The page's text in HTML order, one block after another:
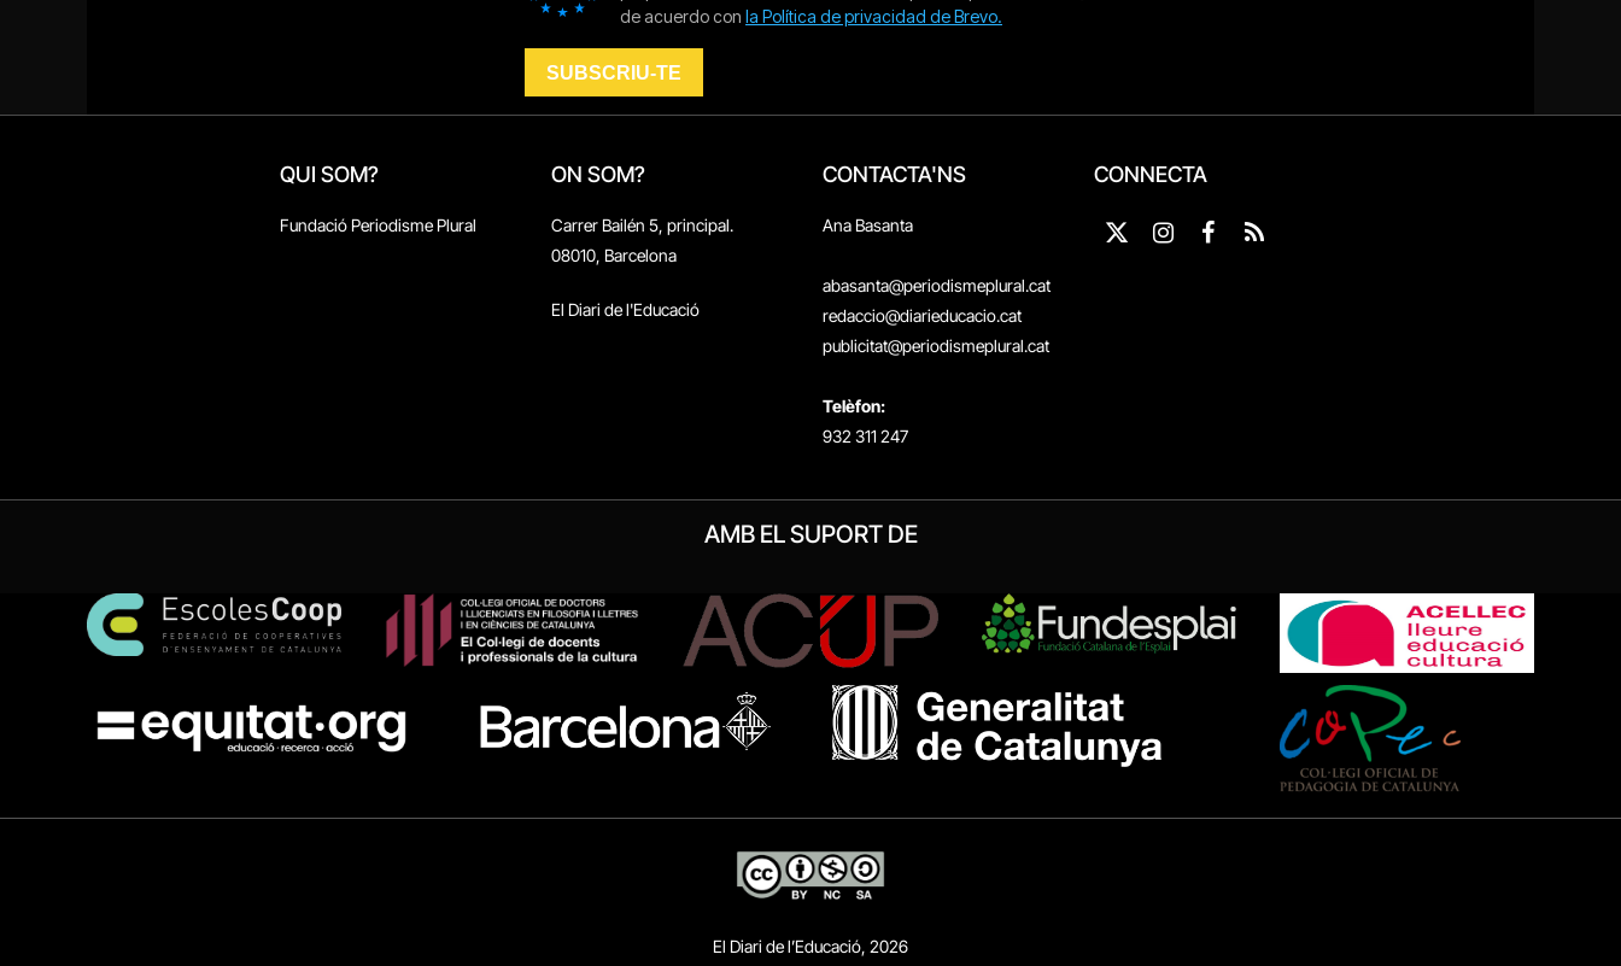
QUI SOM?
Fundació Periodisme Plural
ON SOM?
Carrer Bailén 5, principal.
08010, Barcelona
El Diari de l'Educació
CONTACTA'NS
Ana Basanta
abasanta@periodismeplural.cat
redaccio@diarieducacio.cat
publicitat@periodismeplural.cat
Telèfon:
932 311 247
CONNECTA
X
InstagramFacebook
RSS
AMB EL SUPORT DE
El Diari de l’Educació, 2026